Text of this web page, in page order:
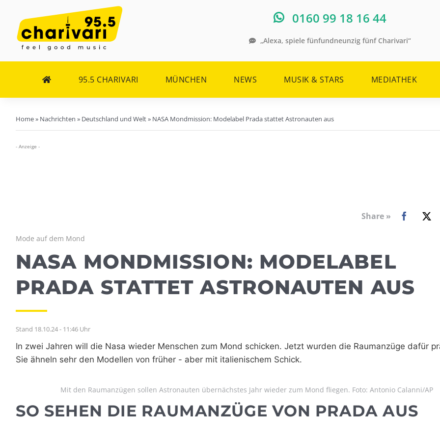
Inhalt
springen
0160 99 18 16 44
„Alexa, spiele fünfundneunzig fünf Charivari“
95.5 CHARIVARI MÜNCHEN NEWS MUSIK & STARS MEDIATHEK
Home» Nachrichten » Deutschland und Welt» NASA Mondmission: Modelabel Prada stattet Astronauten aus
- Anzeige -
Share »
Mode auf dem Mond
NASA MONDMISSION: MODELABEL
PRADA STATTET ASTRONAUTEN AUS
Stand 18.10.24 - 11:46 Uhr
In zwei Jahren will die Nasa wieder Menschen zum Mond schicken. Jetzt wurden die Raumanzüge dafür
Sie ähneln sehr den Modellen von früher - aber mit italienischem Schick.
Mit den Raumanzügen sollen Astronauten übernächstes Jahr wieder zum Mond fliegen. Foto: Antonio Calanni/AP
SO SEHEN DIE RAUMANZÜGE VON PRADA AUS